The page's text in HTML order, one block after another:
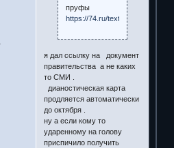
пруфы
https://74.ru/text/auto/2021/03/
я дал ссылку на документ
правительства а не каких
то СМИ .
дианостическая карта
продляется автоматически
до октября .
ну а если кому то
ударенному на голову
приспичило получить